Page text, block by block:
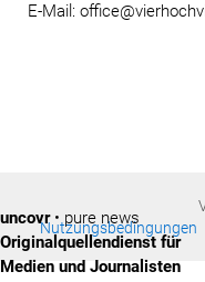
E-Mail:
Nutzungsbedingungen
uncovr• pure news
Originalquellendienst für
Medien und Journalisten